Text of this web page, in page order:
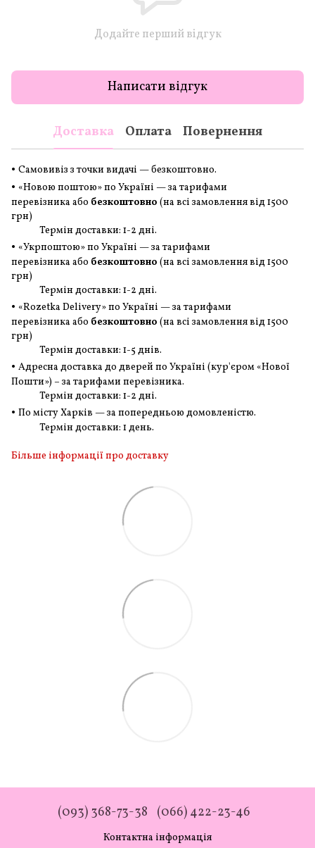
Додайте перший відгук
Написати відгук
Доставка Оплата Повернення
• Самовивіз з точки видачі — безкоштовно.
• «Новою поштою» по Україні — за тарифами
перевізника або безкоштовно (на всі замовленнявід 1500
грн)
Термін доставки: 1-2 дні.
• «Укрпоштою» по Україні — за тарифами
перевізника або безкоштовно (на всі замовленнявід 1500
грн)
Термін доставки: 1-2 дні.
• «Rozetka Delivery» по Україні — за тарифами
перевізника або безкоштовно (на всі замовленнявід 1500
грн)
Термін доставки: 1-5 днів.
• Адресна доставка до дверей по Україні (кур'єром «Нової
Пошти») – за тарифами перевізника.
Термін доставки: 1-2 дні.
• По місту Харків — за попередньою домовленістю.
Термін доставки: 1 день.
Більше інформації про доставку
(093) 368-73-38 (066) 422-23-46
Контактна інформація